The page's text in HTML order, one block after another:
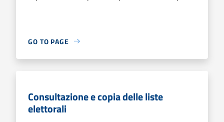
GO TO PAGE
Consultazione e copia delle liste
elettorali